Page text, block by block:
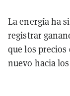
La energía ha
registrar
que los precios
nuevo hacia los